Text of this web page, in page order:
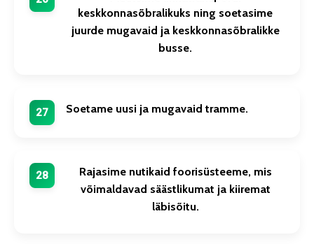
keskkonnasõbralikuks ning soetasime
juurde mugavaid ja keskkonnasõbralikke
busse.
Soetame uusi ja mugavaid tramme.
Rajasime nutikaid foorisüsteeme, mis
võimaldavad säästlikumat ja kiiremat
läbisõitu.